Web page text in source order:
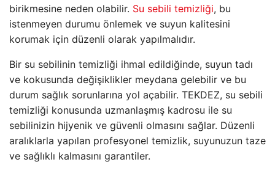
birikmesine neden olabilir. Su sebili temizliği, bu
istenmeyen durumu önlemek ve suyun kalitesini
korumak için düzenli olarak yapılmalıdır.
Bir su sebilinin temizliği ihmal edildiğinde, suyun tadı
ve kokusunda değişiklikler meydana gelebilir ve bu
durum sağlık sorunlarına yol açabilir. TEKDEZ, su sebili
temizliği konusunda uzmanlaşmış kadrosu ile su
sebilinizin hijyenik ve güvenli olmasını sağlar. Düzenli
aralıklarla yapılan profesyonel temizlik, suyunuzun taze
ve sağlıklı kalmasını garantiler.